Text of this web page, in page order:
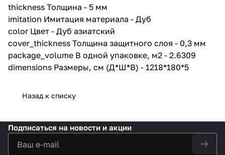
нагрузок различного рода.
Главная особенность продукта
— водостойкость. Покрытие
гидрофобно, даже длительные
контакты с водой не заставят
панели впитать влагу.
Благодаря надежной
основанию исключено.
безопасна для здоровья
человека и животных.
Компоненты, входящие в состав
покрытия активно применяются
thickness Толщина - 5 мм
imitation Имитация материала - Дуб
color Цвет - Дуб азиатский
cover_thickness Толщина защитного слоя - 0,3 мм
package_volume В одной упаковке, м2 - 2.6309
dimensions Размеры, см (Д*Ш*В) - 1218*180*5
Назад к списку
Подписаться на новости и акции